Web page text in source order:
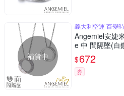
補貨中
義大利空運 百變
Angemiel安婕
e 中 間隔墜(白
$672
券